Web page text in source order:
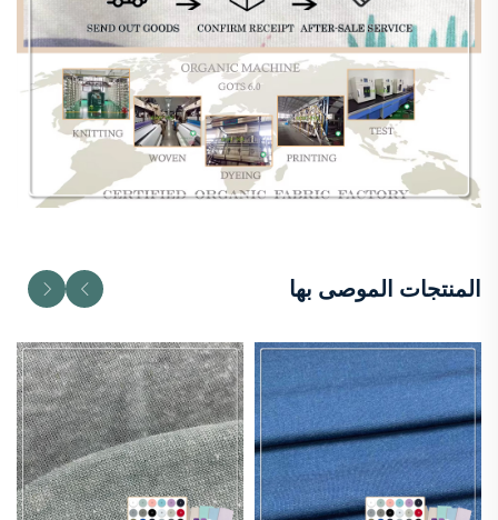
المنتجات الموصى بها